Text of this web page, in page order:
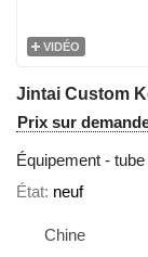
VIDÉO
Prix sur
Équipement -
État neuf
Chine